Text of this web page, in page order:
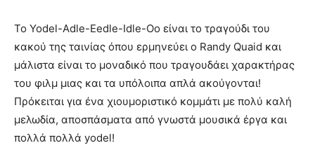
Το Yodel-Adle-Eedle-Idle-Oo είναι το τραγούδι του
κακού της ταινίας όπου ερμηνεύει ο Randy Quaid και
μάλιστα είναι το μοναδικό που τραγουδάει χαρακτήρας
του φιλμ μιας και τα υπόλοιπα απλά ακούγονται!
Πρόκειται για ένα χιουμοριστικό κομμάτι με πολύ καλή
μελωδία, αποσπάσματα από γνωστά μουσικά έργα και
πολλά πολλά yodel!